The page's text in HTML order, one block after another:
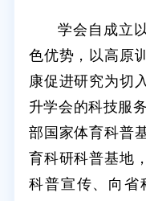
学会自成立
色优势，以高原
康促进研究为切
升学会的科技服
部国家体育科普
育科研科普基地
科普宣传、向省